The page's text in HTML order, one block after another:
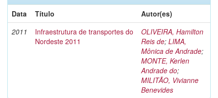
Data
Título
Autor(es)
2011
Infraestrutura de transportes do
Nordeste 2011
OLIVEIRA, Hamilton
Reis de; LIMA,
Mônica de Andrade;
MONTE, Kerlen
Andrade do;
MILITÃO, Vivianne
Benevides